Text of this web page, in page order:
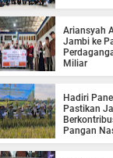
Ariansyah
Jambi ke
Miliar
Hadiri
Pastikan
Pangan